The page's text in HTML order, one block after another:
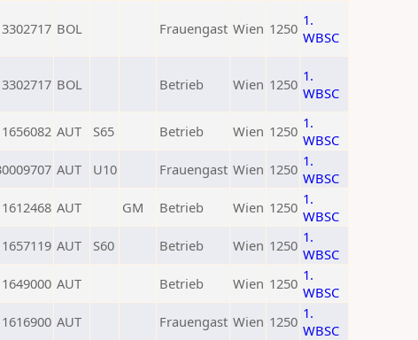
3302717 BOL Frauengast Wien 1250 1.
WBSC
3302717 BOL Betrieb Wien 1250 1.
WBSC
1656082 AUT S65 Betrieb Wien 1250 1.
WBSC
AUT U10 Frauengast Wien 1250 1.
WBSC
1612468 AUT GM Betrieb Wien 1250 1.
WBSC
1657119 AUT S60 Betrieb Wien 1250 1.
WBSC
1649000 AUT Betrieb Wien 1250 1.
WBSC
1616900 AUT Frauengast Wien 1250 1.
WBSC